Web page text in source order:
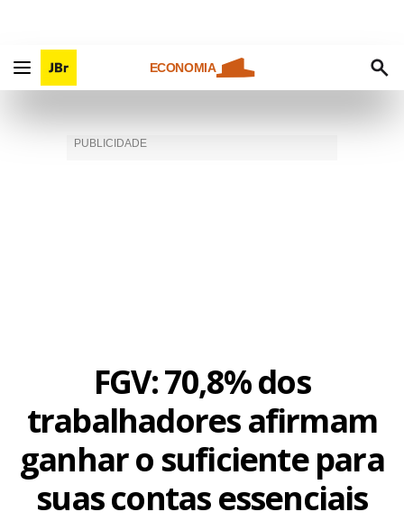
ECONOMIA
FGV: 70,8% dos
trabalhadores afirmam
ganhar o suficiente para
suas contas essenciais